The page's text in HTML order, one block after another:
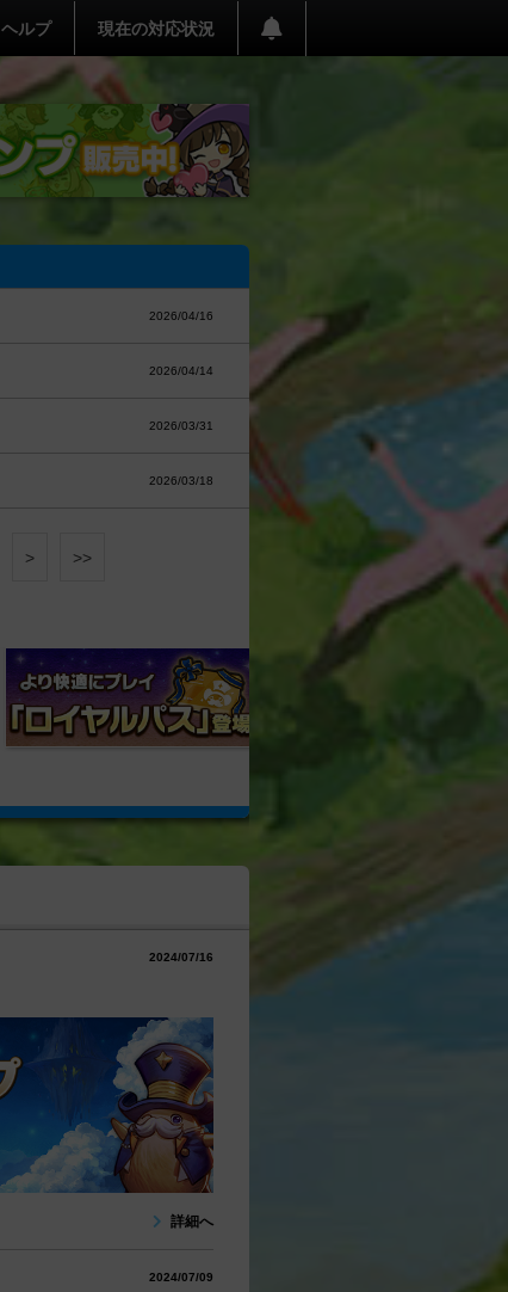
ヘルプ 現在の対応状況
2026/04/16
2026/04/14
2026/03/31
2026/03/18
> >>
2024/07/16
詳細へ
2024/07/09